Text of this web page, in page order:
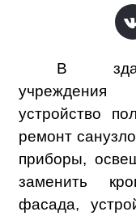
В
учреждения
устройство
ремонт
приборы,
заменить
фасада,